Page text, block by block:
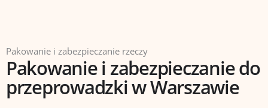
Pakowanie i zabezpieczanie rzeczy
Pakowanie i zabezpieczanie do
przeprowadzki w Warszawie